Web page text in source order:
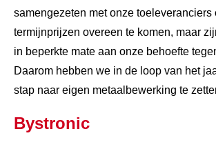
samengezeten met onze toeleveranciers
termijnprijzen overeen te komen, maar
in beperkte mate aan onze behoefte
Daarom hebben we in de loop van het
stap naar eigen metaalbewerking te
Bystronic